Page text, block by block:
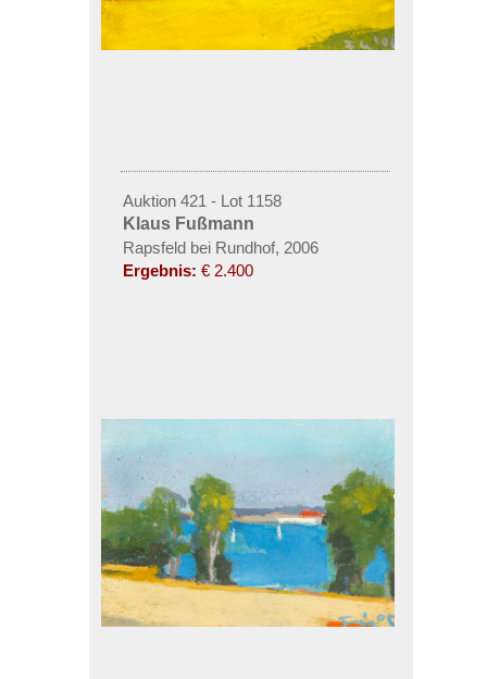
Auktion 421 - Lot 1158
Klaus Fußmann
Rapsfeld bei Rundhof, 2006
Ergebnis: € 2.400